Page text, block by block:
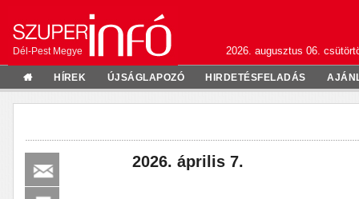
Dél-Pest Megye 2026. augusztus 06.
HÍREK ÚJSÁGLAPOZÓ HIRDETÉSFELADÁS
2026. április 7.